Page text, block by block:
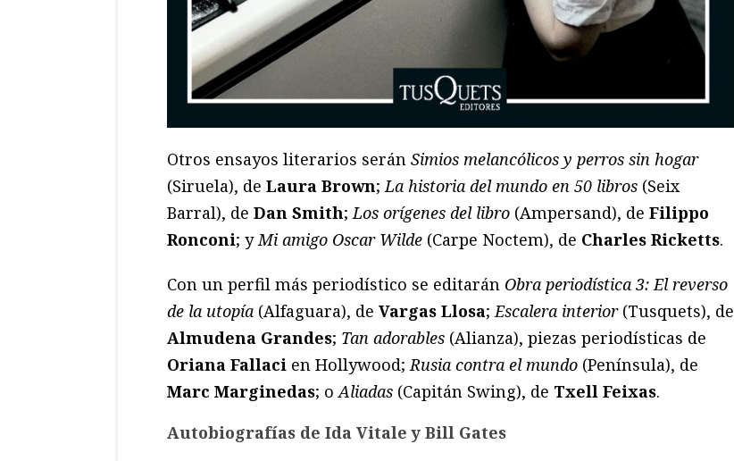
Otros ensayos literarios serán Simios melancólicos y perros sin hogar
(Siruela), de Laura Brown;La historia del mundo en 50 libros (Seix
Barral), de Dan Smith;Los orígenes del libro (Ampersand), de Filippo
Ronconi; yMi amigo Oscar Wilde (Carpe Noctem), de Charles Ricketts.
Con un perfil más periodístico se editarán Obra periodística 3: El reverso
de la utopía (Alfaguara), de Vargas Llosa;Escalera interior(Tusquets), de
Almudena Grandes; Tan adorables (Alianza), piezas periodísticas de
Oriana Fallaci en Hollywood;Rusia contra el mundo (Península), de
Marc Marginedas; oAliadas (Capitán Swing), de Txell Feixas.
Autobiografías de Ida Vitale y Bill Gates